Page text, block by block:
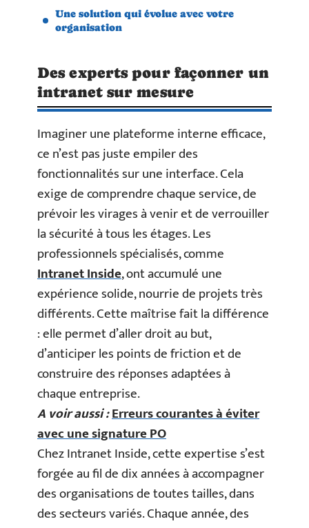
Une solution qui évolue avec votre
organisation
Des experts pour façonner un
intranet sur mesure
Imaginer une plateforme interne efficace,
ce n’est pas juste empiler des
fonctionnalités sur une interface. Cela
exige de comprendre chaque service, de
prévoir les virages à venir et de verrouiller
la sécurité à tous les étages. Les
professionnels spécialisés, comme
Intranet Inside, ont accumulé une
expérience solide, nourrie de projets très
différents. Cette maîtrise fait la différence
: elle permet d’aller droit au but,
d’anticiper les points de friction et de
construire des réponses adaptées à
chaque entreprise.
A voir aussi :Erreurs courantes à éviter
avec une signature PO
Chez Intranet Inside, cette expertise s’est
forgée au fil de dix années à accompagner
des organisations de toutes tailles, dans
des secteurs variés. Chaque année, des